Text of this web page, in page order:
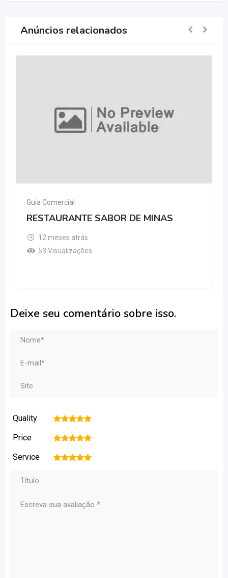
Anúncios relacionados
Guia Comercial
RESTAURANTE SABOR DE MINAS
12 meses atrás
53 Visualizações
Deixe seu comentário sobre isso.
Quality 5
4
3
2
Price 5
4
3
2
Service 5
4
3
2